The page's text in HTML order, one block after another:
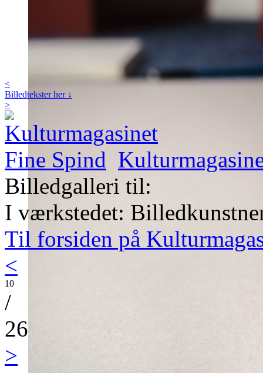
<
Billedtekster her ↓
>
Billedgalleri til:
I værkstedet:
Til forsiden på
<
10
/
26
>